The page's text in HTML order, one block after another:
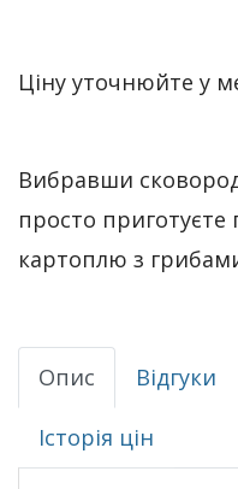
Ціну уточнюйте у
Вибравши
просто
картоплю з
Опис Відгуки
Історія цін